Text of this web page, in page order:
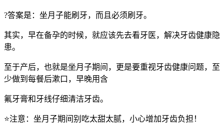
?答案是：坐月子能刷牙，而且必须刷牙。
其实，早在备孕的时候，就应该先去看牙医，解决牙齿健康隐
患。
至于产后，也就是坐月子期间，更是要重视牙齿健康问题，至
少做到每餐后漱口，早晚用含
氟牙膏和牙线仔细清洁牙齿。
⭐️注意：坐月子期间别吃太甜太腻，小心增加牙齿负担！